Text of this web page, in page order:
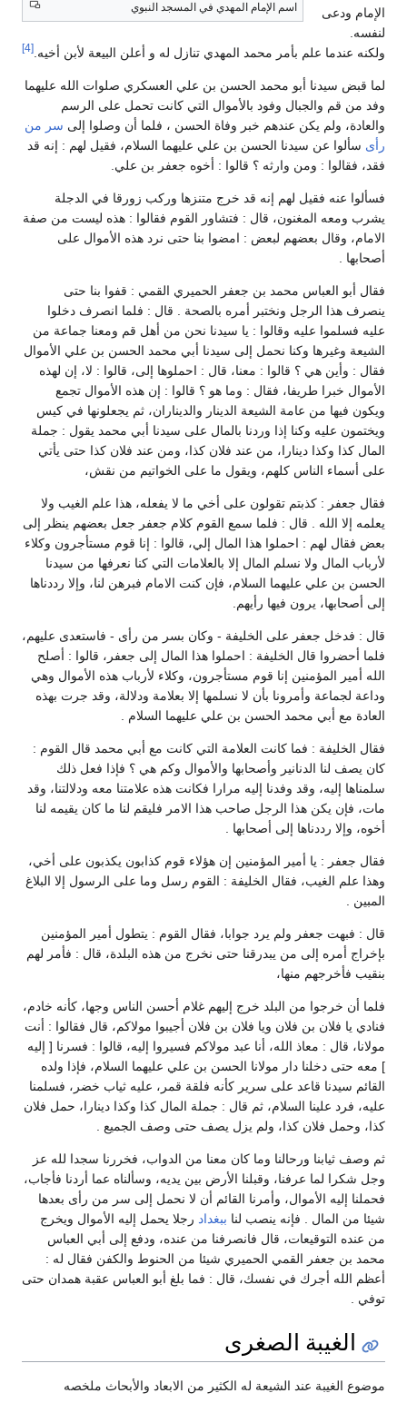
اسم الإمام المهدي في المسجد النبوي
الإمام ودعى
لنفسه.
ولكنه عندما علم بأمر محمد المهدي تنازل له و أعلن البيعة لأبن أخيه. [4]
لما قبض سيدنا أبو محمد الحسن بن علي العسكري صلوات الله عليهما
وفد من قم والجبال وفود بالأموال التي كانت تحمل على الرسم
والعادة، ولم يكن عندهم خبر وفاة الحسن ، فلما أن وصلوا إلى سر من
رأى سألوا عن سيدنا الحسن بن علي عليهما السلام، فقيل لهم : إنه قد
فقد، فقالوا : ومن وارثه ؟ قالوا : أخوه جعفر بن علي.
فسألوا عنه فقيل لهم إنه قد خرج متنزها وركب زورقا في الدجلة
يشرب ومعه المغنون، قال : فتشاور القوم فقالوا : هذه ليست من صفة
الامام، وقال بعضهم لبعض : امضوا بنا حتى نرد هذه الأموال على
أصحابها .
فقال أبو العباس محمد بن جعفر الحميري القمي : قفوا بنا حتى
ينصرف هذا الرجل ونختبر أمره بالصحة . قال : فلما انصرف دخلوا
عليه فسلموا عليه وقالوا : يا سيدنا نحن من أهل قم ومعنا جماعة من
الشيعة وغيرها وكنا نحمل إلى سيدنا أبي محمد الحسن بن علي الأموال
فقال : وأين هي ؟ قالوا : معنا، قال : احملوها إلى، قالوا : لا، إن لهذه
الأموال خبرا طريفا، فقال : وما هو ؟ قالوا : إن هذه الأموال تجمع
ويكون فيها من عامة الشيعة الدينار والديناران، ثم يجعلونها في كيس
ويختمون عليه وكنا إذا وردنا بالمال على سيدنا أبي محمد يقول : جملة
المال كذا وكذا دينارا، من عند فلان كذا، ومن عند فلان كذا حتى يأتي
على أسماء الناس كلهم، ويقول ما على الخواتيم من نقش،
فقال جعفر : كذبتم تقولون على أخي ما لا يفعله، هذا علم الغيب ولا
يعلمه إلا الله . قال : فلما سمع القوم كلام جعفر جعل بعضهم ينظر إلى
بعض فقال لهم : احملوا هذا المال إلي، قالوا : إنا قوم مستأجرون وكلاء
لأرباب المال ولا نسلم المال إلا بالعلامات التي كنا نعرفها من سيدنا
الحسن بن علي عليهما السلام، فإن كنت الامام فبرهن لنا، وإلا رددناها
إلى أصحابها، يرون فيها رأيهم.
قال : فدخل جعفر على الخليفة - وكان بسر من رأى - فاستعدى عليهم،
فلما أحضروا قال الخليفة : احملوا هذا المال إلى جعفر، قالوا : أصلح
الله أمير المؤمنين إنا قوم مستأجرون، وكلاء لأرباب هذه الأموال وهي
وداعة لجماعة وأمرونا بأن لا نسلمها إلا بعلامة ودلالة، وقد جرت بهذه
العادة مع أبي محمد الحسن بن علي عليهما السلام .
فقال الخليفة : فما كانت العلامة التي كانت مع أبي محمد قال القوم :
كان يصف لنا الدنانير وأصحابها والأموال وكم هي ؟ فإذا فعل ذلك
سلمناها إليه، وقد وفدنا إليه مرارا فكانت هذه علامتنا معه ودلالتنا، وقد
مات، فإن يكن هذا الرجل صاحب هذا الامر فليقم لنا ما كان يقيمه لنا
أخوه، وإلا رددناها إلى أصحابها .
فقال جعفر : يا أمير المؤمنين إن هؤلاء قوم كذابون يكذبون على أخي،
وهذا علم الغيب، فقال الخليفة : القوم رسل وما على الرسول إلا البلاغ
المبين .
قال : فبهت جعفر ولم يرد جوابا، فقال القوم : يتطول أمير المؤمنين
بإخراج أمره إلى من يبدرقنا حتى نخرج من هذه البلدة، قال : فأمر لهم
بنقيب فأخرجهم منها،
فلما أن خرجوا من البلد خرج إليهم غلام أحسن الناس وجها، كأنه خادم،
فنادي يا فلان بن فلان ويا فلان بن فلان أجيبوا مولاكم، قال فقالوا : أنت
مولانا، قال : معاذ الله، أنا عبد مولاكم فسيروا إليه، قالوا : فسرنا [ إليه
] معه حتى دخلنا دار مولانا الحسن بن علي عليهما السلام، فإذا ولده
القائم سيدنا قاعد على سرير كأنه فلقة قمر، عليه ثياب خضر، فسلمنا
عليه، فرد علينا السلام، ثم قال : جملة المال كذا وكذا دينارا، حمل فلان
كذا، وحمل فلان كذا، ولم يزل يصف حتى وصف الجميع .
ثم وصف ثيابنا ورحالنا وما كان معنا من الدواب، فخررنا سجدا لله عز
وجل شكرا لما عرفنا، وقبلنا الأرض بين يديه، وسألناه عما أردنا فأجاب،
فحملنا إليه الأموال، وأمرنا القائم أن لا نحمل إلى سر من رأى بعدها
شيئا من المال . فإنه ينصب لنا ببغداد رجلا يحمل إليه الأموال ويخرج
من عنده التوقيعات، قال فانصرفنا من عنده، ودفع إلى أبي العباس
محمد بن جعفر القمي الحميري شيئا من الحنوط والكفن فقال له :
أعظم الله أجرك في نفسك، قال : فما بلغ أبو العباس عقبة همدان حتى
توفي .
الغيبة الصغرى
موضوع الغيبة عند الشيعة له الكثير من الابعاد والأبحاث ملخصه